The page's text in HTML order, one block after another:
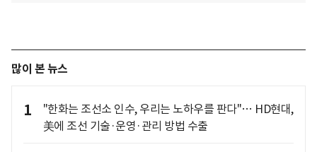
많이 본 뉴스
1
"한화는 조선소 인수, 우리는 노하우를 판다"… HD현대,
美에 조선 기술·운영·관리 방법 수출